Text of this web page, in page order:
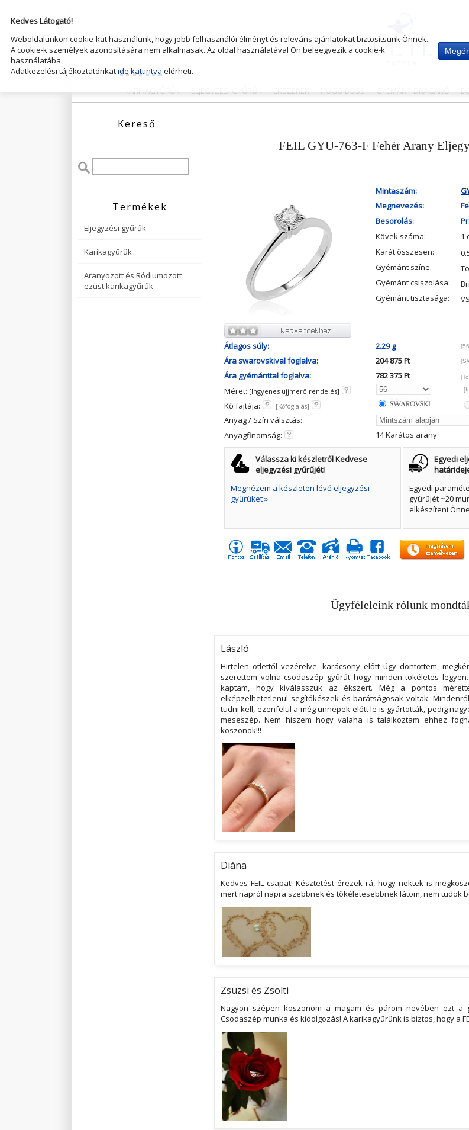
KARIKAGYŰRŰK ELJEGYZESI GYŰRŰK ÉKSZEREK HUGO BOSS GYÉMÁNT-DRÁGAKŐ
Kereső
Termékek
Eljegyzési gyűrűk
Karikagyűrűk
Aranyozott és Ródiumozott
ezüst karikagyűrűk
FEIL GYU-763-F Fehér Arany
Mintaszám:
Megnevezés:
Besorolás:
Kövek száma:
1
Karát összesen:
Gyémánt színe:
Gyémánt csiszolása:
Gyémánt tisztasága:
Átlagos súly: 2.29 g
Ára swarovskival foglalva: 204 875 Ft
Ára gyémánttal foglalva: 782 375 Ft
Méret: [Ingyenes ujjmerő rendelés]
Kő fajtája: [Kőfoglalás]
Anyag / Szín válsztás:
Anyagfinomság:
14 Karátos arany
Válassza ki készletről Kedvese
eljegyzési gyűrűjét!
Megnézem a készleten lévő eljegyzési
gyűrűket »
Egyedi
Egyedi
gyűrűjét ~20
elkészíteni
Ügyféleleink rólunk
László
Hirtelen ötlettől vezérelve, karácsony előtt úgy döntöttem,
szerettem volna csodaszép gyűrűt hogy minden tökéletes
kaptam, hogy kiválasszuk az ékszert. Még a pontos
elképzelhetetlenül segítőkészek és barátságosak voltak.
tudni kell, ezenfelül a még ünnepek előtt le is gyártották, pedig
meseszép. Nem hiszem hogy valaha is találkoztam ehhez
köszönök!!!
Diána
Kedves FEIL csapat! Késztetést érezek rá, hogy nektek is
mert napról napra szebbnek és tökéletesebbnek látom, nem tudok
Zsuzsi és Zsolti
Nagyon szépen köszönöm a magam és párom nevében ezt a
Csodaszép munka és kidolgozás! A karikagyűrűnk is biztos, hogy a
Kedves Látogató!
Weboldalunkon cookie-kat használunk, hogy jobb felhasználói élményt és releváns ajánlatokat biztosítsunk Önnek.
A cookie-k személyek azonosítására nem alkalmasak. Az oldal használatával Ön beleegyezik a cookie-k
használatába.
Adatkezelési tájékoztatónkatide kattintva elérheti.